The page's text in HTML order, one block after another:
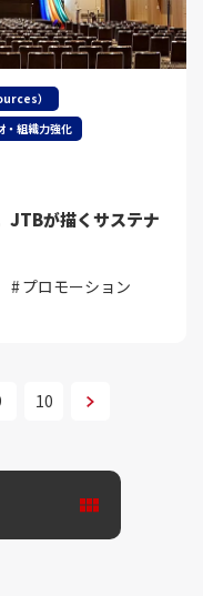
）
・組織力強化
JTBが描くサステナ
プロモーション
10